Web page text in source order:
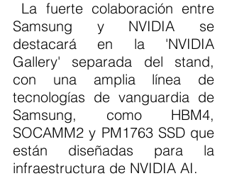
Samsung y NVIDIA se
destacará en la 'NVIDIA
Gallery' separada del stand,
con una amplia línea de
tecnologías de vanguardia de
Samsung, como HBM4,
SOCAMM2 y PM1763 SSD que
están diseñadas para la
infraestructura de NVIDIA AI.